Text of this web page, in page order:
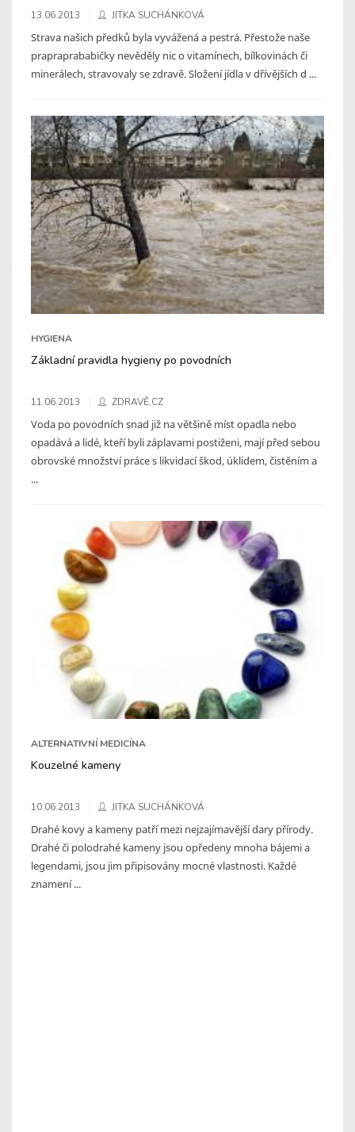
13.06.2013 JITKA SUCHÁNKOVÁ
Strava našich předků byla vyvážená a pestrá. Přestože naše
prapraprababičky nevěděly nic o vitamínech, bílkovinách či
minerálech, stravovaly se zdravě. Složení jídla v dřívějších d ...
HYGIENA
Základní pravidla hygieny po povodních
11.06.2013 ZDRAVĚ.CZ
Voda po povodních snad již na většině míst opadla nebo
opadává a lidé, kteří byli záplavami postiženi, mají před sebou
obrovské množství práce s likvidací škod, úklidem, čistěním a
...
ALTERNATIVNÍ MEDICÍNA
Kouzelné kameny
10.06.2013 JITKA SUCHÁNKOVÁ
Drahé kovy a kameny patří mezi nejzajímavější dary přírody.
Drahé či polodrahé kameny jsou opředeny mnoha bájemi a
legendami, jsou jim připisovány mocné vlastnosti. Každé
znamení ...